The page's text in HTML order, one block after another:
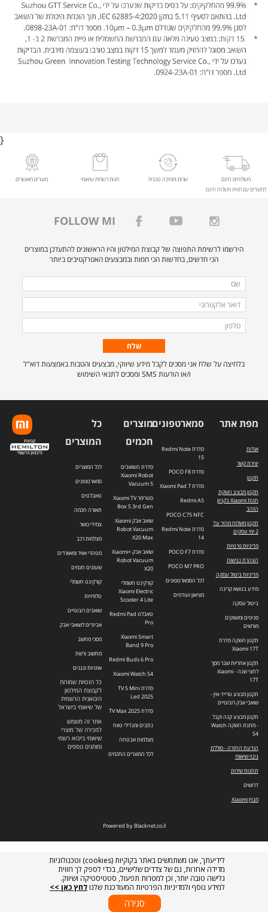
}
משלוחים חינם
למוצרים עם תווית משלוח חינם
שרות ותמיכה טכנית חנות רשמית שיאומי מוצרים מאושרים
FOLLOW MI
הירשמו לרשימת התפוצה של קבוצת המילטון והיו הראשונים להתעדכן במוצרים
הכי חדשים, בחדשות הכי חמות ובמבצעים האטרקטיבים ביותר
מלאו
את
הפרטים
הבאים
לרשימת
שם
דואר
אלקטרוני
טלפון
בלחיצה על שלח אני מסכים לקבל מידע שיווקי, מבצעים והטבות באמצעות דוא"ל
ו/או הודעות SMS ומסכים לתנאי השימוש
מפת אתר
אודות
יצירת קשר
תקנון
תקנון מבצע השקת
חנות Xiaomi בקניון
הזהב
תקנון משלוח מהיר עד
2 ימי עסקים
מדיניות פרטיות
הצהרת נגישות
מדיניות ביטול עסקה
מידע בנושא קרינה
ביטול עסקה
סניפים ומשווקים
מורשים
תקנון השקה סדרת
Xiaomi 17T
תקנון אחריות שבר מסך
לחצי שנה - Xiaomi
17T
תקנון מבצע טרייד-אין -
שואבי אבק רובוטיים
תקנון מבצע קנה וקבל
- מתנת השקה Watch
S4
הודעת החזרה - סוללת
גיבוי שיאומי
תחנות שירות
דרושים
מגזין Xiaomi
סמארטפונים
סדרת Redmi Note
15
סדרת POCO F8
סדרת Xiaomi Pad 7
Redmi A5
POCO C75 NFC
סדרת Redmi Note
14
סדרת POCO F7
POCO M7 PRO
לכל הסמארטפונים
מציאון ועודפים
מוצרים
חכמים
סדרת השואבים
Xiaomi Robot
Vacuum 5
סטרימר Xiaomi TV
Box S 3rd Gen
שואב אבק Xiaomi
Robot Vacuum
X20 Max
שואב אבק +Xiaomi
Robot Vacuum
X20
קורקינט חשמלי
Xiaomi Electric
Scooter 4 Lite
טאבלט Redmi Pad
Pro
Xiaomi Smart
Band 9 Pro
Redmi Buds 6 Pro
Xiaomi Watch S4
סדרת TV S Mini
Led 2025
סדרת TV Max 2025
נתבים ומגדילי טווח
מצלמות אבטחה
לכל המוצרים החכמים
כל
המוצרים
לכל המוצרים
סמארטפונים
טאבלטים
תאורה חכמה
צמידי כושר
מצלמות רכב
מטהרי אוויר ומאווררים
שעונים חכמים
קורקינט חשמלי
טלוויזיות
שואבים רובוטיים
אביזרים לשואבי אבק
מסכי מחשב
מחשוב ורשת
אוזניות ונגנים
כל הזכויות שמורות
לקבוצת המילטון
היבואנית הרשמית
של שיאומי בישראל
אתר זה משמש
למכירה של מוצרי
שיאומי בייבוא רשמי
ומותגים נוספים
Powered by Blacknet.co.il
סגירה
לידיעתך, אנו משתמשים באתר בקוקיות (cookies) וטכנולוגיות
מדידה אחרות, גם של צדדים שלישיים, בכדי לספק לך חווית
גלישה טובה יותר, וכן למטרות תפעול, סטטיסטיקה ושיווק.
למידע נוסף ולמדיניות הפרטיות המעודכנת שלנו לחץ כאן >>